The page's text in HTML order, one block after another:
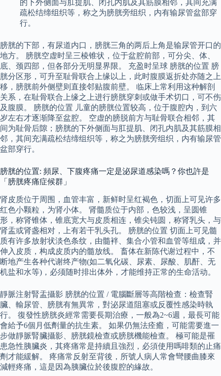
的下外侧面与肛提肌、闭孔内肌及其筋膜相邻，其间充满
疏松结缔组织等，称之为膀胱旁组织，内有输尿管盆部穿
行。
膀胱的下部，有尿道内口，膀胱三角的两后上角是输尿管开口的
地方。 膀胱空虚时呈三棱锥状，位于盆腔前部，可分尖、体、
底、颈四部，但各部分无明显界限。 充盈时呈球 膀胱的位置 膀
胱分区形，可升至耻骨联合上缘以上，此时腹膜返折处亦随之上
移，膀胱前外侧壁则直接邻贴腹前壁。 临床上常利用这种解剖
关系，在耻骨联合上缘之上进行膀胱穿刺或做手术切口，可不伤
及腹膜。 膀胱的位置 儿童的膀胱位置较高，位于腹腔内，到六
岁左右才逐渐降至盆腔。 空虚的膀脱前方与耻骨联合相邻，其
间为耻骨后隙；膀胱的下外侧面与肛提肌、闭孔内肌及其筋膜相
邻，其间充满疏松结缔组织等，称之为膀胱旁组织，内有输尿管
盆部穿行。
膀胱的位置: 頻尿、下腹疼痛一定是泌尿道感染嗎？你也許是
「膀胱疼痛症候群」
肾皮质位于周围，血管丰富，新鲜时呈红褐色，切面上可见许多
红色小颗粒，为肾小体。 肾髓质位于内部，色较浅，呈圆锥
形，称肾锥体，锥底宽大与皮质相连，锥尖钝圆，称肾乳头，与
肾盂或肾盏相对，上有若干乳头孔。 膀胱的位置 切面上可见髓
质有许多放射状淡色条纹，由髓袢、集合小管和血管等组成，并
伸入皮质，构成皮质内的髓放线。 畜体在新陈代谢过程中，不
断地产生各种代谢终产物(如二氧化碳、尿素、尿酸、肌酐、无
机盐和水等)，必须随时排出体外，才能维持正常的生命活动。
靜脈注射腎盂攝影 膀胱的位置 / 電腦斷層等高階檢查：檢查腎
臟、輸尿管、膀胱有無異常，對泌尿道阻塞或反覆性感染時執
行。 復發性膀胱炎經常需要長期治療，一般為2~6週，最長可能
會給予6個月低劑量的抗生素。 如果仍無法痊癒，可能需要進一
步做靜脈腎臟攝影、膀胱鏡檢查或膀胱機能檢查。 極可能是罹
患急性胰臟炎，其疼痛常是持續且強烈，必須使用嗎啡類的止痛
劑才能緩解。 疼痛常反射至背後，所號人病人常會彎腰曲膝來
減輕疼痛，這是因為胰臟位於後腹腔的緣故。